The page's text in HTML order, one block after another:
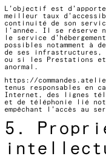
L’objectif est
meilleur taux
continuité de son
l’année. Il se réserve
le service
possibles notamment à
de ses infrastructures,
ou si les Prestations et
anormal.
https://
tenus responsables en
Internet, des lignes
et de téléphonie lié
empêchant l’accès au
5.